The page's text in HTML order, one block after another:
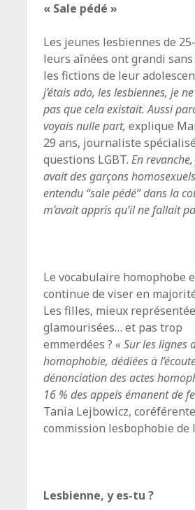
« Sale pédé »
Les jeunes lesbiennes de
leurs aînées ont grandi
les fictions de leur
j’étais ado, les lesbiennes, je
pas que cela existait. Aussi
voyais nulle part,explique
29 ans, journaliste
questions LGBT.En
avait des garçons
entendu “sale pédé” dans la
m’avait appris qu’il ne fallait
Le vocabulaire homophobe
continue de viser en
Les filles, mieux
glamourisées… et pas trop
emmerdées ?« Sur les lignes
homophobie, dédiées à
dénonciation des actes
16 % des appels émanent de
Tania Lejbowicz,
commission lesbophobie de
Lesbienne, y es-tu ?